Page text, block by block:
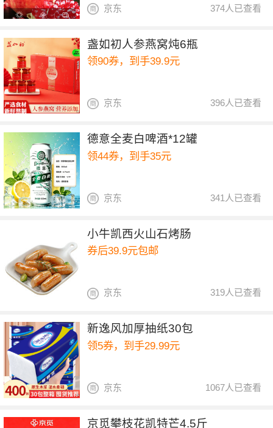
374人已查看
京东
盏如初人参燕窝炖6瓶
领90券，到手39.9元
396人已查看
京东
德意全麦白啤酒*12罐
领44券，到手35元
341人已查看
京东
小牛凯西火山石烤肠
券后39.9元包邮
319人已查看
京东
新逸风加厚抽纸30包
领5券，到手29.99元
1067人已查看
京东
京觅攀枝花凯特芒4.5斤